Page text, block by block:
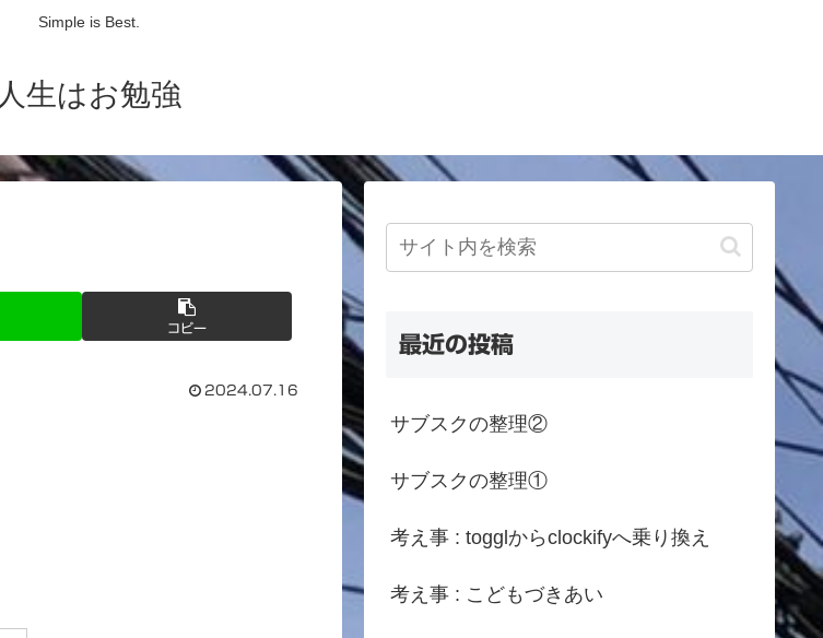
Simple is Best.
人生はお勉強
コピー
2024.07.16
最近の投稿
サブスクの整理②
サブスクの整理①
考え事 : togglからclockifyへ乗り換え
考え事 : こどもづきあい